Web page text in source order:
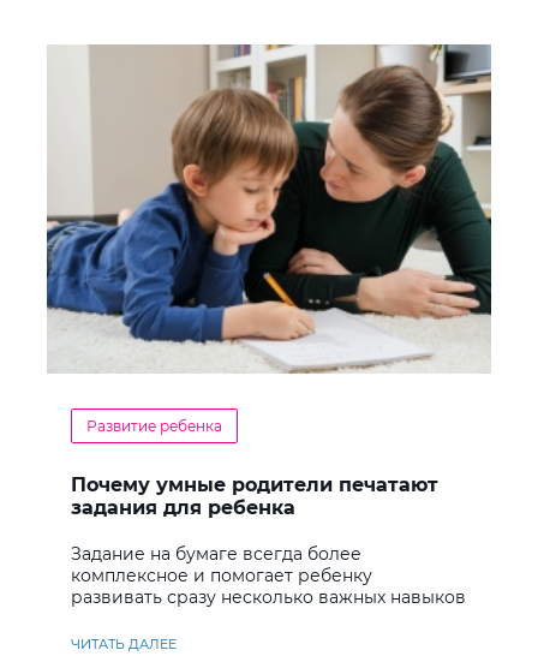
Развитие ребенка
Почему умные родители печатают
задания для ребенка
Задание на бумаге всегда более
комплексное и помогает ребенку
развивать сразу несколько важных навыков
ЧИТАТЬ ДАЛЕЕ